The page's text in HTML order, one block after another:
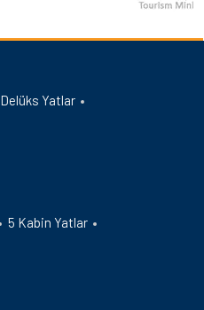
Delüks Yatlar
5 Kabin Yatlar